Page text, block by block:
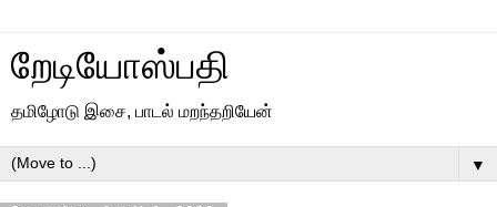
றேடியோஸ்பதி
தமிழோடு இசை, பாடல் மறந்தறியேன்
▼